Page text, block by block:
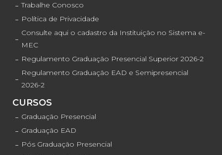
Trabalhe Conosco
Política de Privacidade
Consulte aqui o cadastro da Instituição no Sistema e-
MEC
Regulamento Graduação Presencial Superior 2026-2
Regulamento Graduação EAD e Semipresencial
2026-2
CURSOS
Graduação Presencial
Graduação EAD
Pós Graduação Presencial